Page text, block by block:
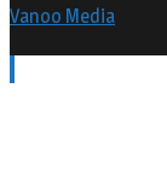
Vanoo Media